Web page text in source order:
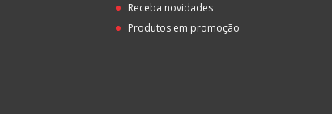
Receba novidades
Produtos em promoção